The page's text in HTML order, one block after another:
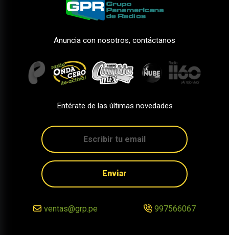
Anuncia con nosotros, contáctanos
Entérate de las últimas novedades
Enviar
ventas@grp.pe 997566067